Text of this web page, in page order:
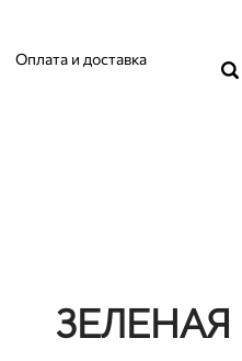
Оплата и доставка